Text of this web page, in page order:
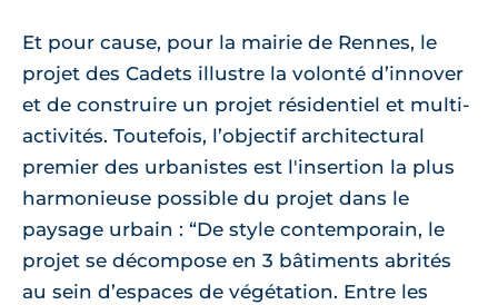
Et pour cause, pour la mairie de Rennes, le
projet des Cadets illustre la volonté d’innover
et de construire un projet résidentiel et multi-
activités. Toutefois, l’objectif architectural
premier des urbanistes est l'insertion la plus
harmonieuse possible du projet dans le
paysage urbain : “De style contemporain, le
projet se décompose en 3 bâtiments abrités
au sein d’espaces de végétation. Entre les